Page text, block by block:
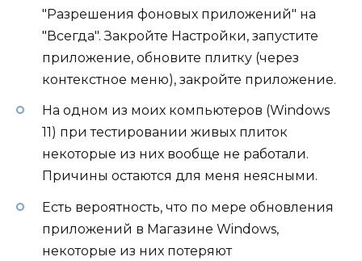
"Разрешения фоновых приложений" на
"Всегда". Закройте Настройки, запустите
приложение, обновите плитку (через
контекстное меню), закройте приложение.
На одном из моих компьютеров (Windows
11) при тестировании живых плиток
некоторые из них вообще не работали.
Причины остаются для меня неясными.
Есть вероятность, что по мере обновления
приложений в Магазине Windows,
некоторые из них потеряют